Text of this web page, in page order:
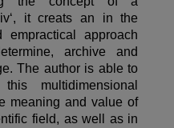
it creats an in the
approach
archive and
The author is able to
multidimensional
meaning and value of
field, as well as in